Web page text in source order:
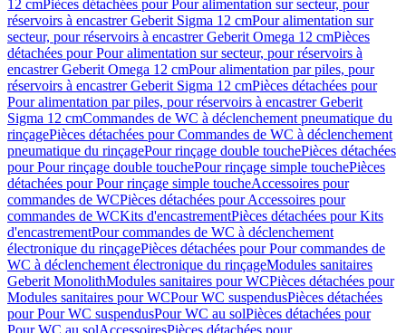
12 cmPièces détachées pour Pour alimentation sur secteur, pour
réservoirs à encastrer Geberit Sigma 12 cmPour alimentation sur
secteur, pour réservoirs à encastrer Geberit Omega 12 cmPièces
détachées pour Pour alimentation sur secteur, pour réservoirs à
encastrer Geberit Omega 12 cmPour alimentation par piles, pour
réservoirs à encastrer Geberit Sigma 12 cmPièces détachées pour
Pour alimentation par piles, pour réservoirs à encastrer Geberit
Sigma 12 cmCommandes de WC à déclenchement pneumatique du
rinçagePièces détachées pour Commandes de WC à déclenchement
pneumatique du rinçagePour rinçage double touchePièces détachées
pour Pour rinçage double touchePour rinçage simple touchePièces
détachées pour Pour rinçage simple toucheAccessoires pour
commandes de WCPièces détachées pour Accessoires pour
commandes de WCKits d'encastrementPièces détachées pour Kits
d'encastrementPour commandes de WC à déclenchement
électronique du rinçagePièces détachées pour Pour commandes de
WC à déclenchement électronique du rinçageModules sanitaires
Geberit MonolithModules sanitaires pour WCPièces détachées pour
Modules sanitaires pour WCPour WC suspendusPièces détachées
pour Pour WC suspendusPour WC au solPièces détachées pour
Pour WC au solAccessoiresPièces détachées pour